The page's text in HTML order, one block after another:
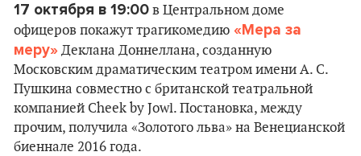
17 октября в 19:00 в Центральном доме
офицеров покажут трагикомедию «Мера за
меру» Деклана Доннеллана, созданную
Московским драматическим театром имени А. С.
Пушкина совместно с британской театральной
компанией Cheek by Jowl. Постановка, между
прочим, получила «Золотого льва» на Венецианской
биеннале 2016 года.